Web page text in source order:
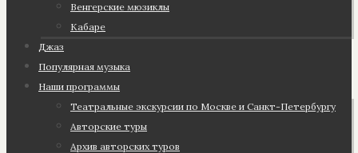
Венгерские мюзиклы
Кабаре
Джаз
Популярная музыка
Наши программы
Театральные экскурсии по Москве и Санкт-Петербургу
Авторские туры
Архив авторских туров